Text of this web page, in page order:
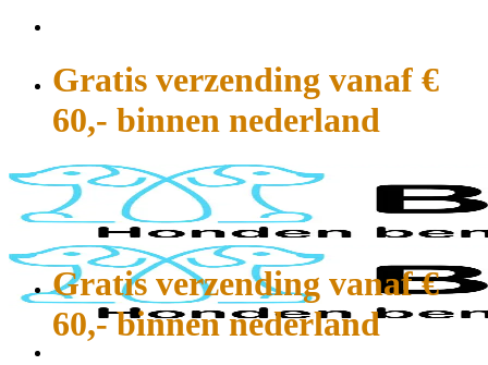
Gratis verzending vanaf €
60,- binnen nederland
Gratis verzending vanaf €
60,- binnen nederland